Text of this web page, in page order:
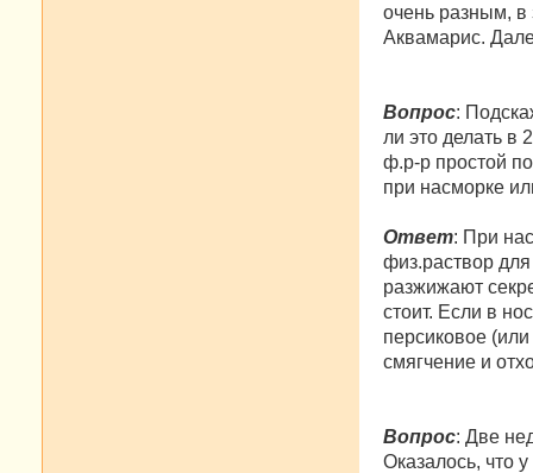
очень разным, в
Аквамарис.
Вопрос:
ли это делать в
ф.р-р простой
при насморке
Ответ: При
физ.раствор
разжижают
стоит. Если в
персиковое
смягчение и
Вопрос: Две
Оказалось, что